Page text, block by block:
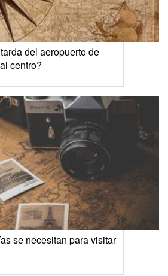
del aeropuerto de
centro?
se necesitan para visitar